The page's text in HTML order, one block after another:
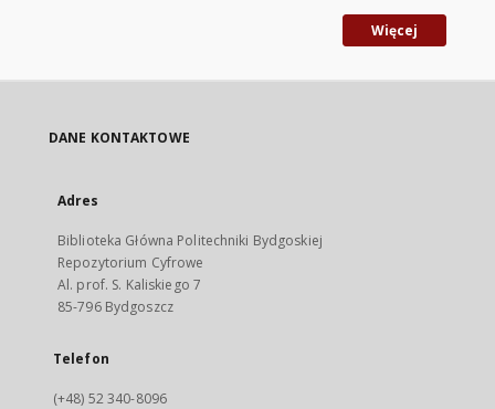
Więcej
DANE KONTAKTOWE
Adres
Biblioteka Główna Politechniki Bydgoskiej
Repozytorium Cyfrowe
Al. prof. S. Kaliskiego 7
85-796 Bydgoszcz
Telefon
(+48) 52 340-8096